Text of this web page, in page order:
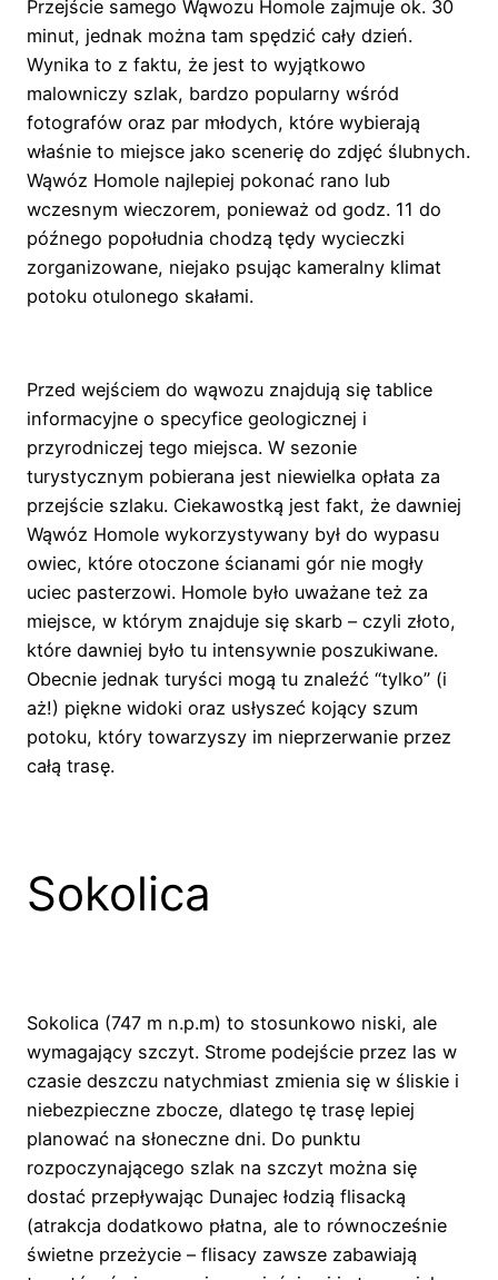
Przejście samego Wąwozu Homole zajmuje ok. 30
minut, jednak można tam spędzić cały dzień.
Wynika to z faktu, że jest to wyjątkowo
malowniczy szlak, bardzo popularny wśród
fotografów oraz par młodych, które wybierają
właśnie to miejsce jako scenerię do zdjęć ślubnych.
Wąwóz Homole najlepiej pokonać rano lub
wczesnym wieczorem, ponieważ od godz. 11 do
późnego popołudnia chodzą tędy wycieczki
zorganizowane, niejako psując kameralny klimat
potoku otulonego skałami.
Przed wejściem do wąwozu znajdują się tablice
informacyjne o specyfice geologicznej i
przyrodniczej tego miejsca. W sezonie
turystycznym pobierana jest niewielka opłata za
przejście szlaku. Ciekawostką jest fakt, że dawniej
Wąwóz Homole wykorzystywany był do wypasu
owiec, które otoczone ścianami gór nie mogły
uciec pasterzowi. Homole było uważane też za
miejsce, w którym znajduje się skarb – czyli złoto,
które dawniej było tu intensywnie poszukiwane.
Obecnie jednak turyści mogą tu znaleźć “tylko” (i
aż!) piękne widoki oraz usłyszeć kojący szum
potoku, który towarzyszy im nieprzerwanie przez
całą trasę.
Sokolica
Sokolica (747 m n.p.m) to stosunkowo niski, ale
wymagający szczyt. Strome podejście przez las w
czasie deszczu natychmiast zmienia się w śliskie i
niebezpieczne zbocze, dlatego tę trasę lepiej
planować na słoneczne dni. Do punktu
rozpoczynającego szlak na szczyt można się
dostać przepływając Dunajec łodzią flisacką
(atrakcja dodatkowo płatna, ale to równocześnie
świetne przeżycie – flisacy zawsze zabawiają